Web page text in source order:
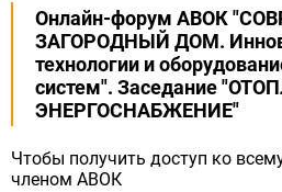
Онлайн-форум АВОК
ЗАГОРОДНЫЙ ДОМ.
технологии и
систем". Заседание
ЭНЕРГОСНАБЖЕНИЕ"
Чтобы получить доступ ко
членом АВОК